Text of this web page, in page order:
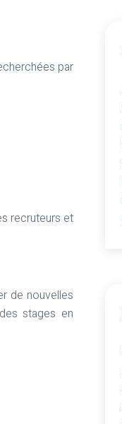
par
recruteurs et
de nouvelles
stages en